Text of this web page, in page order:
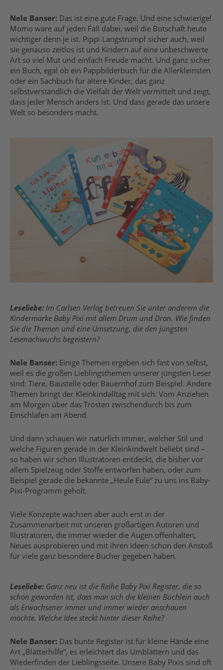
Nele Banser: Das ist eine gute Frage. Und eine schwierige!
Momo wäre auf jeden Fall dabei, weil die Botschaft heute
wichtiger denn je ist. Pippi Langstrumpf sicher auch, weil
sie genauso zeitlos ist und Kindern auf eine unbeschwerte
Art so viel Mut und einfach Freude macht. Und ganz sicher
ein Buch, egal ob ein Pappbilderbuch für die Allerkleinsten
oder ein Sachbuch für ältere Kinder, das ganz
selbstverständlich die Vielfalt der Welt vermittelt und zeigt,
dass jeder Mensch anders ist. Und dass gerade das unsere
Welt so besonders macht.
Leseliebe: Im Carlsen Verlag betreuen Sie unter anderem die
Kindermarke Baby Pixi mit allem Drum und Dran. Wie finden
Sie die Themen und eine Umsetzung, die den jüngsten
Lesenachwuchs begeistern?
Nele Banser: Einige Themen ergeben sich fast von selbst,
weil es die großen Lieblingsthemen unserer jüngsten Leser
sind: Tiere, Baustelle oder Bauernhof zum Beispiel. Andere
Themen bringt der Kleinkindalltag mit sich: Vom Anziehen
am Morgen über das Trösten zwischendurch bis zum
Einschlafen am Abend.
Und dann schauen wir natürlich immer, welcher Stil und
welche Figuren gerade in der Kleinkindwelt beliebt sind –
so haben wir schon Illustratoren entdeckt, die bisher vor
allem Spielzeug oder Stoffe entworfen haben, oder zum
Beispiel gerade die bekannte „Heule Eule“ zu uns ins Baby-
Pixi-Programm geholt.
Viele Konzepte wachsen aber auch erst in der
Zusammenarbeit mit unseren großartigen Autoren und
Illustratoren, die immer wieder die Augen offenhalten,
Neues ausprobieren und mit ihren Ideen schon den Anstoß
für viele ganz besondere Bücher gegeben haben.
Leseliebe: Ganz neu ist die Reihe Baby Pixi Register, die so
schön geworden ist, dass man sich die kleinen Büchlein auch
als Erwachsener immer und immer wieder anschauen
möchte. Welche Idee steckt hinter dieser Reihe?
Nele Banser: Das bunte Register ist für kleine Hände eine
Art „Blätterhilfe“, es erleichtert das Umblättern und das
Wiederfinden der Lieblingsseite. Unsere Baby Pixis sind oft